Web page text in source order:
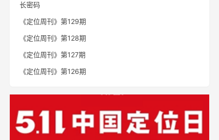
长密码
《定位周刊》第129期
《定位周刊》第128期
《定位周刊》第127期
《定位周刊》第126期